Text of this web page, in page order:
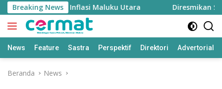
Langsung
ke
konten
Breaking News
Menjaga Inflasi Maluku Utara Diresmikan
News Feature Sastra Perspektif Direktori Advertorial
Beranda News